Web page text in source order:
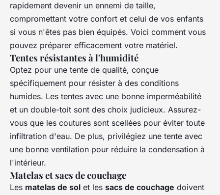
rapidement devenir un ennemi de taille,
compromettant votre confort et celui de vos enfants
si vous n'êtes pas bien équipés. Voici comment vous
pouvez préparer efficacement votre matériel.
Tentes résistantes à l'humidité
Optez pour une tente de qualité, conçue
spécifiquement pour résister à des conditions
humides. Les tentes avec une bonne imperméabilité
et un double-toit sont des choix judicieux. Assurez-
vous que les coutures sont scellées pour éviter toute
infiltration d'eau. De plus, privilégiez une tente avec
une bonne ventilation pour réduire la condensation à
l'intérieur.
Matelas et sacs de couchage
Les matelas de sol et les sacs de couchage doivent